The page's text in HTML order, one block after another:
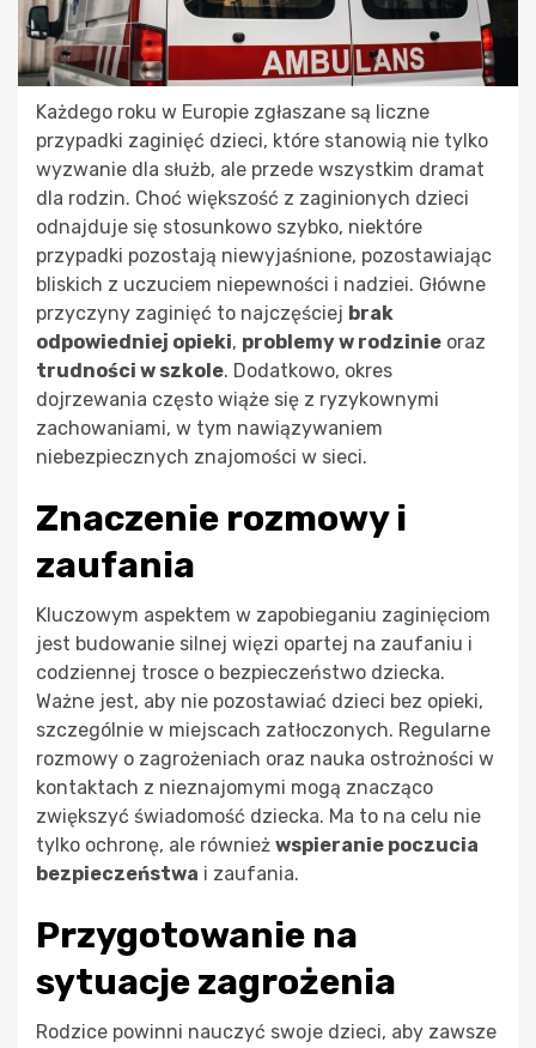
Każdego roku w Europie zgłaszane są liczne
przypadki zaginięć dzieci, które stanowią nie tylko
wyzwanie dla służb, ale przede wszystkim dramat
dla rodzin. Choć większość z zaginionych dzieci
odnajduje się stosunkowo szybko, niektóre
przypadki pozostają niewyjaśnione, pozostawiając
bliskich z uczuciem niepewności i nadziei. Główne
przyczyny zaginięć to najczęściej brak
odpowiedniej opieki, problemy w rodzinie oraz
trudności w szkole. Dodatkowo, okres
dojrzewania często wiąże się z ryzykownymi
zachowaniami, w tym nawiązywaniem
niebezpiecznych znajomości w sieci.
Znaczenie rozmowy i
zaufania
Kluczowym aspektem w zapobieganiu zaginięciom
jest budowanie silnej więzi opartej na zaufaniu i
codziennej trosce o bezpieczeństwo dziecka.
Ważne jest, aby nie pozostawiać dzieci bez opieki,
szczególnie w miejscach zatłoczonych. Regularne
rozmowy o zagrożeniach oraz nauka ostrożności w
kontaktach z nieznajomymi mogą znacząco
zwiększyć świadomość dziecka. Ma to na celu nie
tylko ochronę, ale również wspieranie poczucia
bezpieczeństwa i zaufania.
Przygotowanie na
sytuacje zagrożenia
Rodzice powinni nauczyć swoje dzieci, aby zawsze